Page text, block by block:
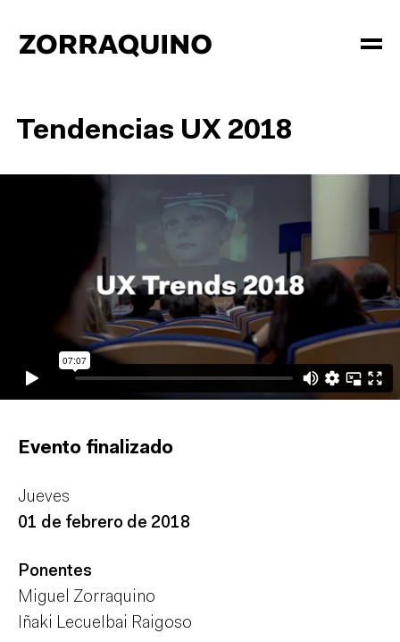
Tendencias UX 2018
Evento finalizado
Jueves
01 de febrero de 2018
Ponentes
Miguel Zorraquino
Iñaki LecueIbai Raigoso